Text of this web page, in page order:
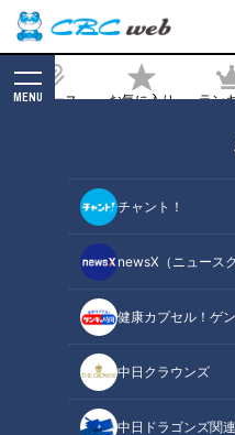
ニュース お気に入り ラン
MENU
チャント！
newsX（ニュースク
健康カプセル！ゲ
中日クラウンズ
中日ドラゴンズ関
テールラーメンを
を追求する美容カ
2022/11/18 18:00